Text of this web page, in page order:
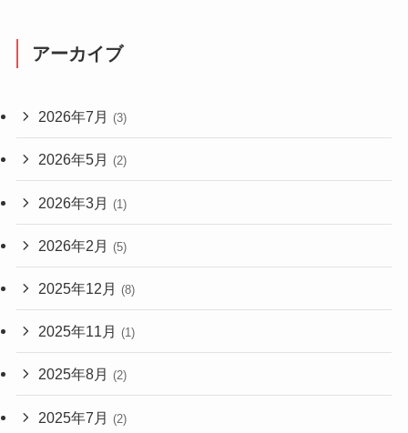
アーカイブ
2026年7月 (3)
2026年5月 (2)
2026年3月 (1)
2026年2月 (5)
2025年12月 (8)
2025年11月 (1)
2025年8月 (2)
2025年7月 (2)